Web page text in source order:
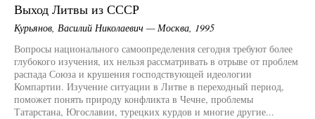
Выход Литвы из СССР
Курьянов, Василий Николаевич — Москва, 1995
Вопросы национального самоопределения сегодня требуют более
глубокого изучения, их нельзя рассматривать в отрыве от проблем
распада Союза и крушения господствующей идеологии
Компартии. Изучение ситуации в Литве в переходный период,
поможет понять природу конфликта в Чечне, проблемы
Татарстана, Югославии, турецких курдов и многие другие...